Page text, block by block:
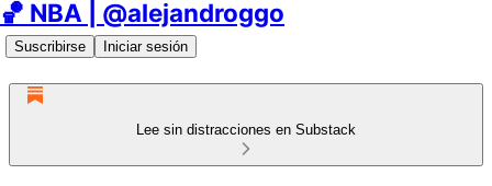
🏀 NBA | @alejandroggo
Suscribirse Iniciar sesión
Lee sin distracciones en Substack